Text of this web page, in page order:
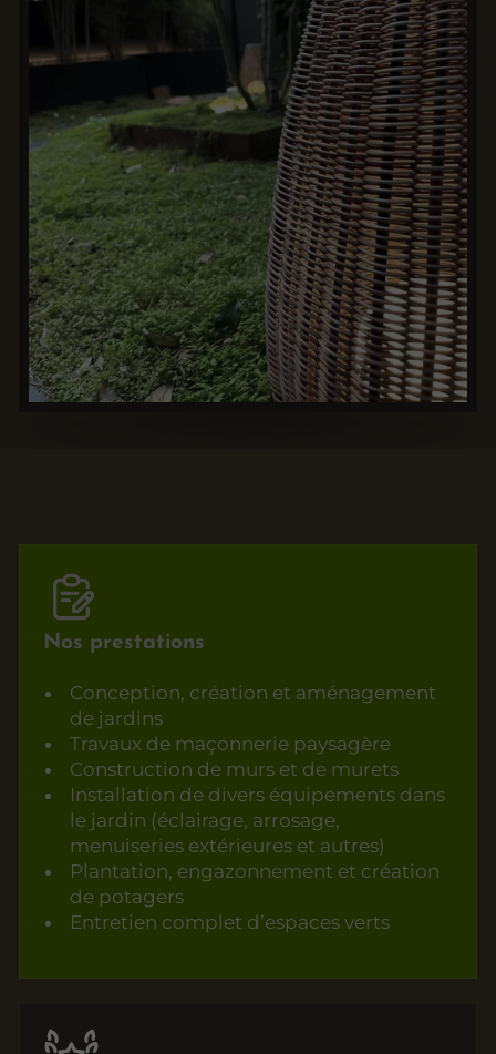
Nos prestations
Conception, création et aménagement
de jardins
Travaux de maçonnerie paysagère
Construction de murs et de murets
Installation de divers équipements dans
le jardin (éclairage, arrosage,
menuiseries extérieures et autres)
Plantation, engazonnement et création
de potagers
Entretien complet d’espaces verts